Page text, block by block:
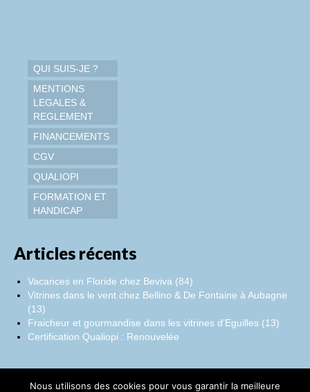
QUI SUIS-JE ?
MENTIONS
LEGALES &
REGLEMENT
FINANCEMENTS
CGV
QUALIOPI
FORMATION ET
HANDICAP
Articles récents
Vacances en Floride chez Beviva (84)
Vitrines dans le vent chez Bellino & De Fontaine à Aubagne
(13)
Fraicheur et gourmandise dans les vitrines d’Eguilles (13)
Certification Qualiopi : Renouvelée
Nous utilisons des cookies pour vous garantir la meilleure